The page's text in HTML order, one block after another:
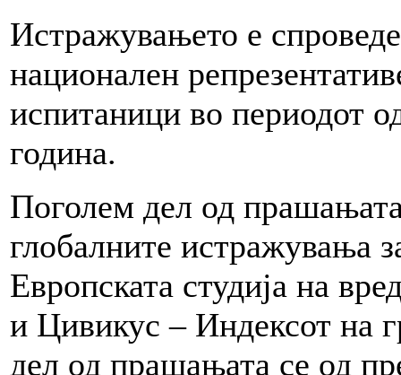
Истражувањето е
национален
испитаници во периодот
година.
Поголем дел од
глобалните истражувања
Европската студија на
и Цивикус – Индексот на
дел од прашањата се од